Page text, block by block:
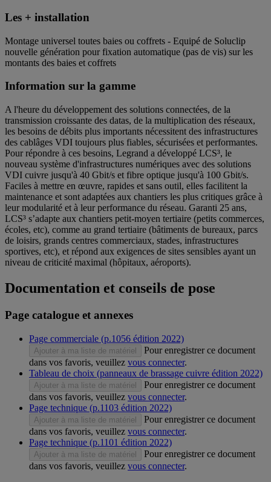
Les + installation
Montage universel toutes baies ou coffrets - Equipé de Soluclip
nouvelle génération pour fixation automatique (pas de vis) sur les
montants des baies et coffrets
Information sur la gamme
A l'heure du développement des solutions connectées, de la
transmission croissante des datas, de la multiplication des réseaux,
les besoins de débits plus importants nécessitent des infrastructures
des cablâges VDI toujours plus fiables, sécurisées et performantes.
Pour répondre à ces besoins, Legrand a développé LCS³, le
nouveau système d'infrastructures numériques avec des solutions
VDI cuivre jusqu'à 40 Gbit/s et fibre optique jusqu'à 100 Gbit/s.
Faciles à mettre en œuvre, rapides et sans outil, elles facilitent la
maintenance et sont adaptées aux chantiers les plus critiques grâce à
leur modularité et à leur performance du réseau. Garanti 25 ans,
LCS³ s’adapte aux chantiers petit-moyen tertiaire (petits commerces,
écoles, etc), comme au grand tertiaire (bâtiments de bureaux, parcs
de loisirs, grands centres commerciaux, stades, infrastructures
sportives, etc), et répond aux exigences de sites sensibles ayant un
niveau de criticité maximal (hôpitaux, aéroports).
Documentation et conseils de pose
Page catalogue et annexes
Page commerciale (p.1056 édition 2022)
Ajouter à ma liste de matériel
Pour enregistrer ce document
dans vos favoris, veuillez vous connecter.
Tableau de choix (panneaux de brassage cuivre édition 2022)
Ajouter à ma liste de matériel
Pour enregistrer ce document
dans vos favoris, veuillez vous connecter.
Page technique (p.1103 édition 2022)
Ajouter à ma liste de matériel
Pour enregistrer ce document
dans vos favoris, veuillez vous connecter.
Page technique (p.1101 édition 2022)
Ajouter à ma liste de matériel
Pour enregistrer ce document
dans vos favoris, veuillez vous connecter.